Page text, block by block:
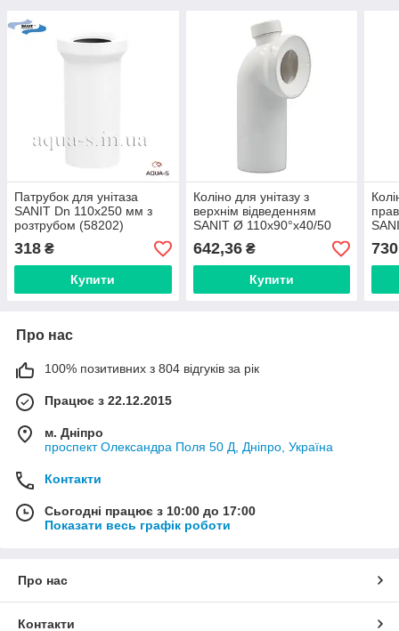
Патрубок для унітаза
SANIT Dn 110x250 мм з
розтрубом (58202)
Німеччина
318 ₴
Купити
Коліно для унітазу з
верхнім відведенням
SANIT Ø 110x90°x40/50
(Німеччина) 58110010000
642,36₴
Купити
Про нас
100% позитивних з 804 відгуків за рік
Працює з 22.12.2015
м. Дніпро
проспект Олександра Поля 50 Д, Дніпро, Україна
Контакти
Сьогодні працює з 10:00 до 17:00
Показати весь графік роботи
Про нас
Контакти